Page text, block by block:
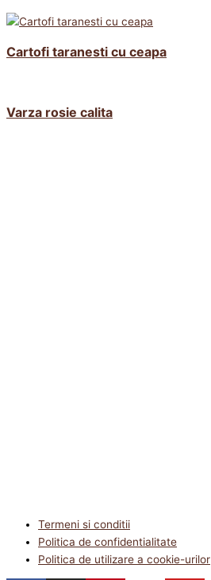
Cartofi taranesti cu ceapa
Varza rosie calita
Termeni si conditii
Politica de confidentialitate
Politica de utilizare a cookie-urilor